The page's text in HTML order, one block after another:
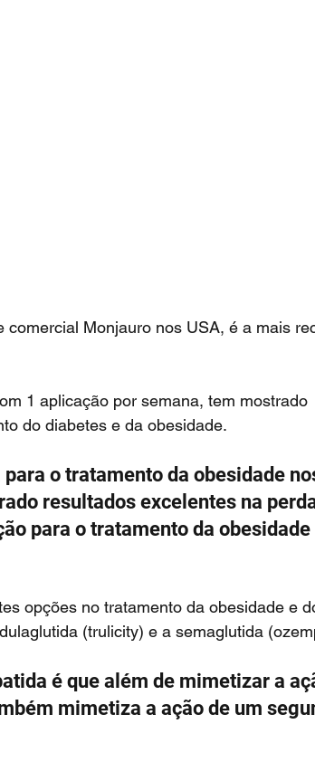
do diabetes e da obesidade.
resultados excelentes na
para o tratamento da
(trulicity) e a semaglutida
mimetiza a ação de um